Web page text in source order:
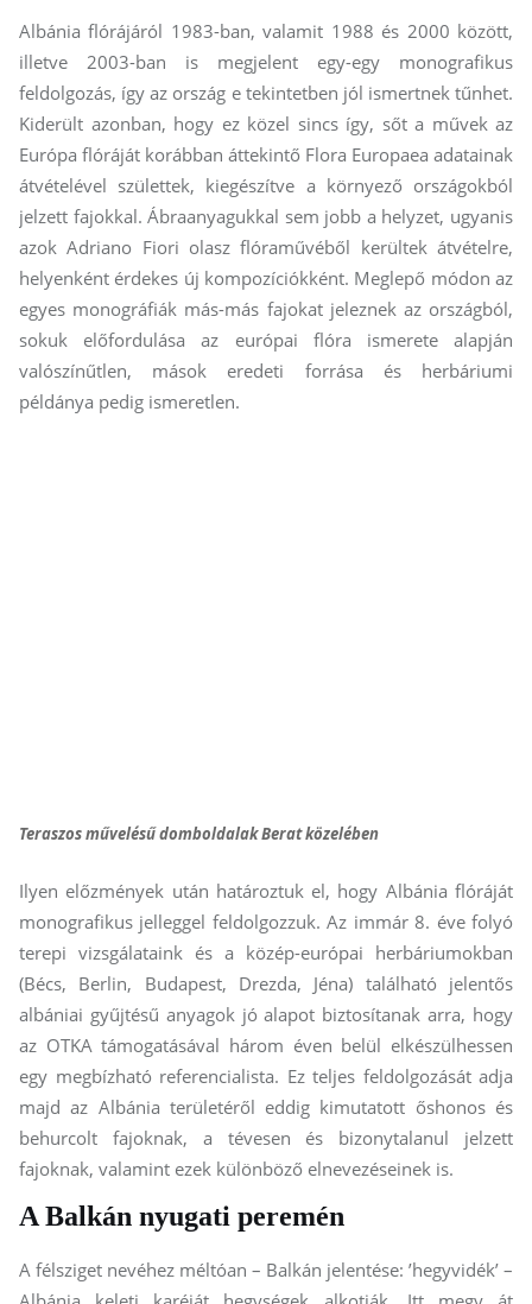
Albánia flórájáról 1983-ban, valamit 1988 és 2000 között,
illetve 2003-ban is megjelent egy-egy monografikus
feldolgozás, így az ország e tekintetben jól ismertnek tűnhet.
Kiderült azonban, hogy ez közel sincs így, sőt a művek az
Európa flóráját korábban áttekintő Flora Europaea adatainak
átvételével születtek, kiegészítve a környező országokból
jelzett fajokkal. Ábraanyagukkal sem jobb a helyzet, ugyanis
azok Adriano Fiori olasz flóraművéből kerültek átvételre,
helyenként érdekes új kompozíciókként. Meglepő módon az
egyes monográfiák más-más fajokat jeleznek az országból,
sokuk előfordulása az európai flóra ismerete alapján
valószínűtlen, mások eredeti forrása és herbáriumi
példánya pedig ismeretlen.
Teraszos művelésű domboldalak Berat közelében
Ilyen előzmények után határoztuk el, hogy Albánia flóráját
monografikus jelleggel feldolgozzuk. Az immár 8. éve folyó
terepi vizsgálataink és a közép-európai herbáriumokban
(Bécs, Berlin, Budapest, Drezda, Jéna) található jelentős
albániai gyűjtésű anyagok jó alapot biztosítanak arra, hogy
az OTKA támogatásával három éven belül elkészülhessen
egy megbízható referencialista. Ez teljes feldolgozását adja
majd az Albánia területéről eddig kimutatott őshonos és
behurcolt fajoknak, a tévesen és bizonytalanul jelzett
fajoknak, valamint ezek különböző elnevezéseinek is.
A Balkán nyugati peremén
A félsziget nevéhez méltóan – Balkán jelentése: ’hegyvidék’ –